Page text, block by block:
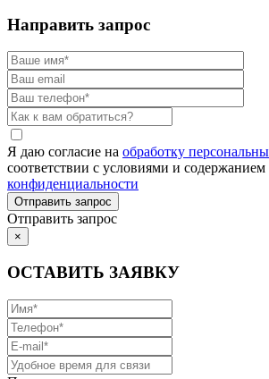
Направить запрос
Я даю согласие на обработку
соответствии с условиями и содержанием
конфиденциальности
Отправить запрос
×
ОСТАВИТЬ ЗАЯВКУ